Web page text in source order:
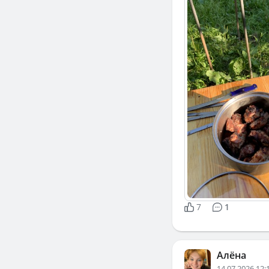
7 1
Алёна